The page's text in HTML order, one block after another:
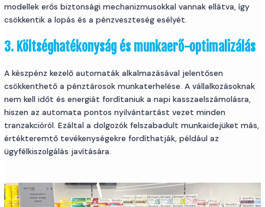
modellek erős biztonsági mechanizmusokkal vannak ellátva, így
csökkentik a lopás és a pénzveszteség esélyét.
3. Költséghatékonyság és munkaerő-optimalizálás
A készpénz kezelő automaták alkalmazásával jelentősen
csökkenthető a pénztárosok munkaterhelése. A vállalkozásoknak
nem kell időt és energiát fordítaniuk a napi kasszaelszámolásra,
hiszen az automata pontos nyilvántartást vezet minden
tranzakcióról. Ezáltal a dolgozók felszabadult munkaidejüket más,
értékteremtő tevékenységekre fordíthatják, például az
ügyfélkiszolgálás javítására.